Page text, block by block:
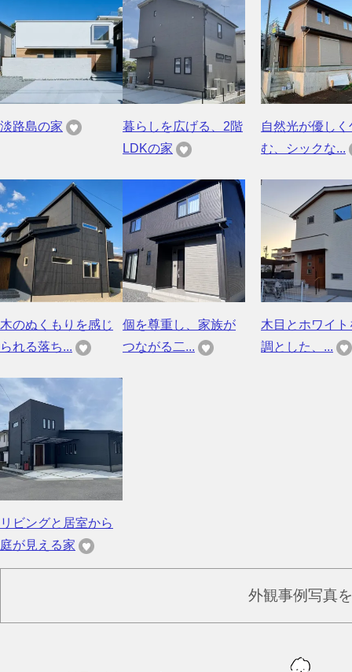
淡路島の家
暮らしを広げる、2階
LDKの家
自然光が優しく
む、シックな...
木のぬくもりを感じ
られる落ち...
個を尊重し、家族が
つながる二...
木目とホワイト
調とした、...
リビングと居室から
庭が見える家
外観事例写真